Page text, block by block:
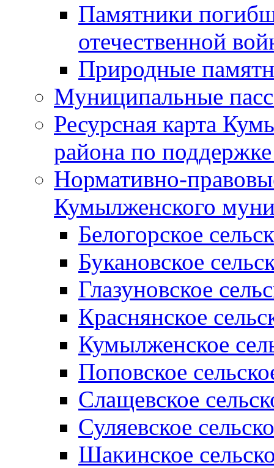
Памятники
отечественной
Природные
Муниципальные
Ресурсная карта
района по
Нормативно-
Кумылженского
Белогорское
Букановское
Глазуновское
Краснянское
Кумылженское
Поповское
Слащевское
Суляевское
Шакинское